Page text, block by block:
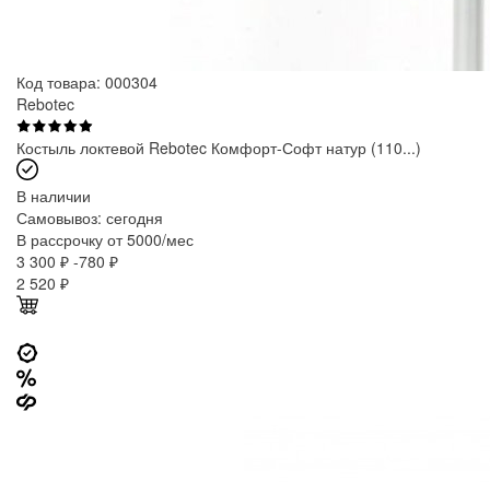
Код товара: 000304
Rebotec
Костыль локтевой Rebotec Комфорт-Софт натур (110...)
В наличии
Самовывоз: сегодня
В рассрочку от 5000/мес
3 300 ₽ -780 ₽
2 520 ₽